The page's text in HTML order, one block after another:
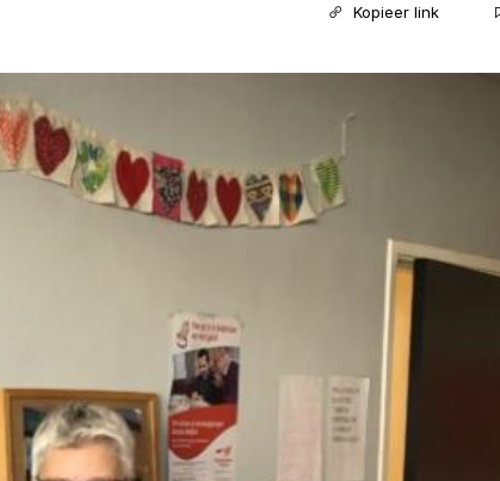
Kopieer link